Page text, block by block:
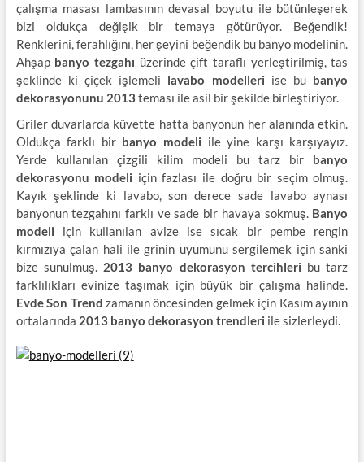
çalışma masası lambasının devasal boyutu ile bütünleşerek
bizi oldukça değişik bir temaya götürüyor. Beğendik!
Renklerini, ferahlığını, her şeyini beğendik bu banyo modelinin.
Ahşap banyo tezgahı üzerinde çift taraflı yerleştirilmiş, tas
şeklinde ki çiçek işlemeli lavabo modelleri ise bu banyo
dekorasyonunu 2013 teması ile asil bir şekilde birleştiriyor.
Griler duvarlarda küvette hatta banyonun her alanında etkin.
Oldukça farklı bir banyo modeli ile yine karşı karşıyayız.
Yerde kullanılan çizgili kilim modeli bu tarz bir banyo
dekorasyonu modeli için fazlası ile doğru bir seçim olmuş.
Kayık şeklinde ki lavabo, son derece sade lavabo aynası
banyonun tezgahını farklı ve sade bir havaya sokmuş.Banyo
modeli için kullanılan avize ise sıcak bir pembe rengin
kırmızıya çalan hali ile grinin uyumunu sergilemek için sanki
bize sunulmuş. 2013 banyo dekorasyon tercihleri bu tarz
farklılıkları evinize taşımak için büyük bir çalışma halinde.
Evde Son Trend zamanın öncesinden gelmek için Kasım ayının
ortalarında 2013 banyo dekorasyon trendleri ile sizlerleydi.